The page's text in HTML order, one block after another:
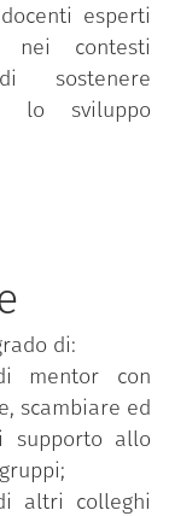
esperti
contesti
sostenere
lo sviluppo
partecipanti
i colleghi
in comunità
valori e
facilitano il
L’adesione
che seleziona
formativi e
innovativi e di
di:
mentor con
scambiare ed
supporto allo
altri colleghi